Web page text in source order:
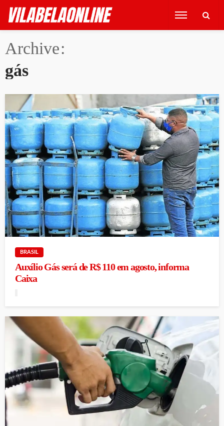
Archive
gás
BRASIL
Auxílio Gás será de R$ 110 em agosto, informa
Caixa